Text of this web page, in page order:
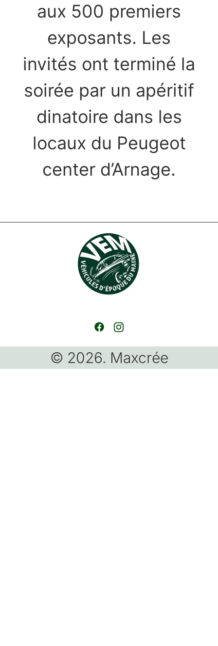
aux 500 premiers
exposants. Les
invités ont terminé la
soirée par un apéritif
dinatoire dans les
locaux du Peugeot
center d’Arnage.
© 2026. Maxcrée